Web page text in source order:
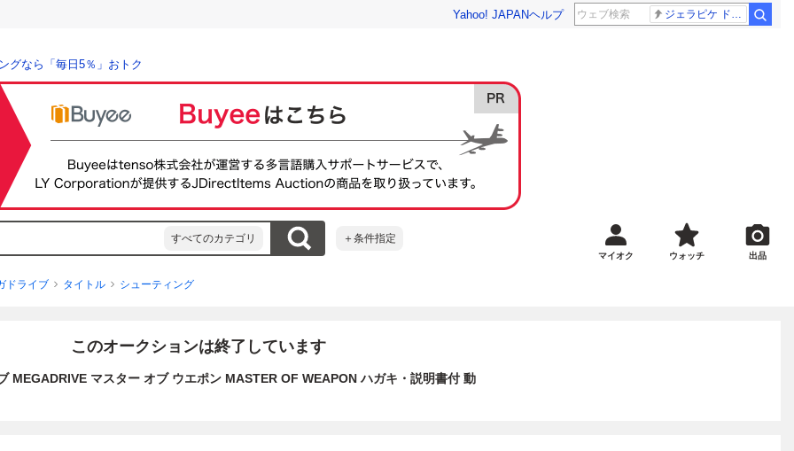
Yahoo! JAPANヘルプ ジェラピケ ドラクエ
グなら「毎日5％」おトク
すべてのカテゴリ ＋条件指定
マイオク ウォッチ 出品
ドライブ タイトル シューティング
このオークションは終了しています
MEGADRIVE マスター オブ ウエポン MASTER OF WEAPON ハガキ・説明書付 動